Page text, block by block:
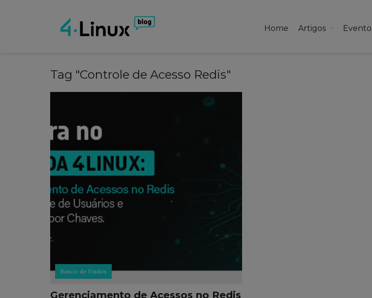
Home Artigos
Tag "Controle de Acesso Redis"
Banco de Dados
Gerenciamento de Acessos no Redis